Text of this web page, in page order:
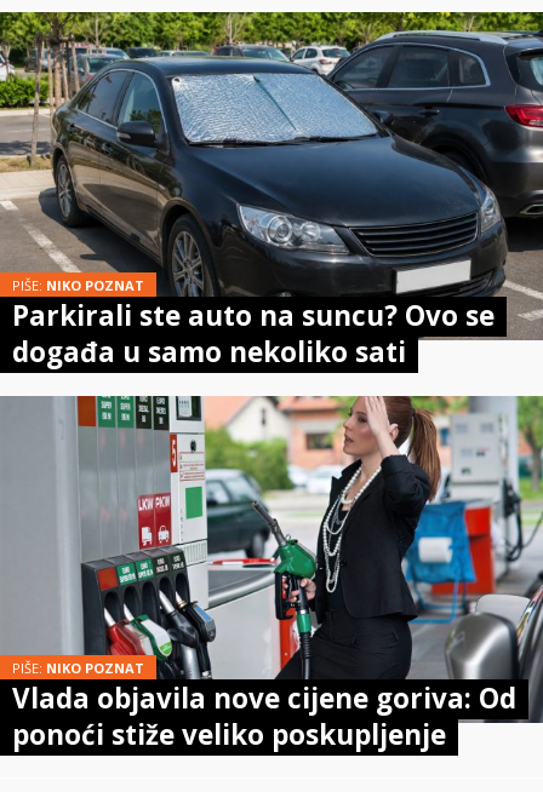
PIŠE: NIKO POZNAT
Parkirali ste auto na suncu? Ovo se
događa u samo nekoliko sati
PIŠE: NIKO POZNAT
Vlada objavila nove cijene goriva: Od
ponoći stiže veliko poskupljenje